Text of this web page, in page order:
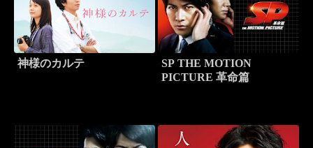
神様のカルテ
SP THE MOTION
PICTURE 革命篇